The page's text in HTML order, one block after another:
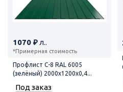
1070 ₽ л..
*Примерная стоимость
Профлист С-8 RAL 6005
(зелёный) 2000х1200х0,4...
Под заказ